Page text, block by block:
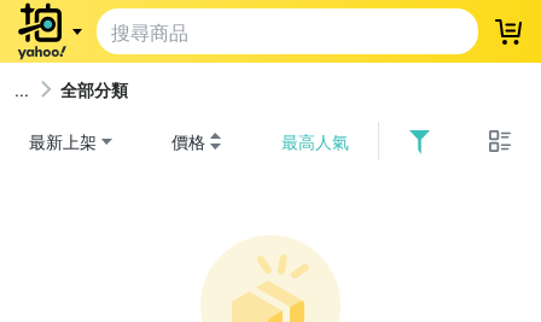
登
全部分類
最新上架 價格 最高人氣